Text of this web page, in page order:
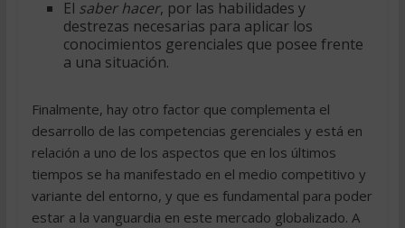
El saber hacer, por las habilidades y
destrezas necesarias para aplicar los
conocimientos gerenciales que posee frente
a una situación.
Finalmente, hay otro factor que complementa el
desarrollo de las competencias gerenciales y está en
relación a uno de los aspectos que en los últimos
tiempos se ha manifestado en el medio competitivo y
variante del entorno, y que es fundamental para poder
estar a la vanguardia en este mercado globalizado. A